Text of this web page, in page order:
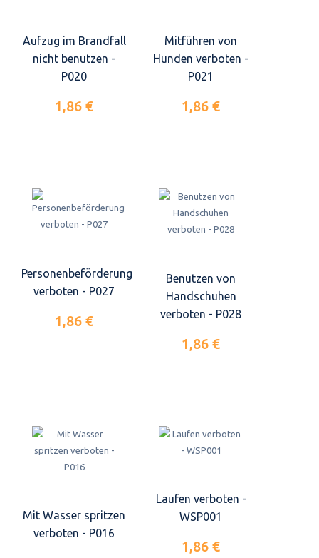
Aufzug im Brandfall
nicht benutzen -
P020
1,86 €
Mitführen von
Hunden verboten -
P021
1,86 €
Personenbeförderung
verboten - P027
1,86 €
Benutzen von
Handschuhen
verboten - P028
1,86 €
Mit Wasser spritzen
verboten - P016
Laufen verboten -
WSP001
1,86 €